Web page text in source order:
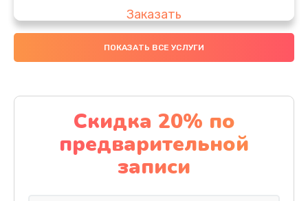
Заказать
Настройка
Заказать
Ремонт кнопки
1200 руб.
Заказать
ПОКАЗАТЬ ВСЕ УСЛУГИ
Скидка 20% по
предварительной
записи